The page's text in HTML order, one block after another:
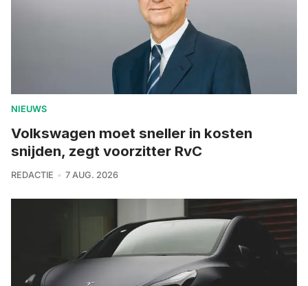
NIEUWS
Volkswagen moet sneller in kosten
snijden, zegt voorzitter RvC
REDACTIE 7 AUG. 2026